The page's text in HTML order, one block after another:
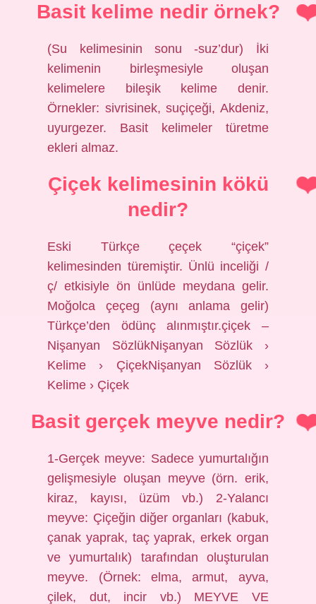
Basit kelime nedir örnek?
(Su kelimesinin sonu -suz’dur) İki
kelimenin birleşmesiyle oluşan
kelimelere bileşik kelime denir.
Örnekler: sivrisinek, suçiçeği, Akdeniz,
uyurgezer. Basit kelimeler türetme
ekleri almaz.
Çiçek kelimesinin kökü
nedir?
Eski Türkçe çeçek “çiçek”
kelimesinden türemiştir. Ünlü inceliği /
ç/ etkisiyle ön ünlüde meydana gelir.
Moğolca çeçeg (aynı anlama gelir)
Türkçe’den ödünç alınmıştır.çiçek –
Nişanyan SözlükNişanyan Sözlük ›
Kelime › ÇiçekNişanyan Sözlük ›
Kelime › Çiçek
Basit gerçek meyve nedir?
1-Gerçek meyve: Sadece yumurtalığın
gelişmesiyle oluşan meyve (örn. erik,
kiraz, kayısı, üzüm vb.) 2-Yalancı
meyve: Çiçeğin diğer organları (kabuk,
çanak yaprak, taç yaprak, erkek organ
ve yumurtalık) tarafından oluşturulan
meyve. (Örnek: elma, armut, ayva,
çilek, dut, incir vb.) MEYVE VE